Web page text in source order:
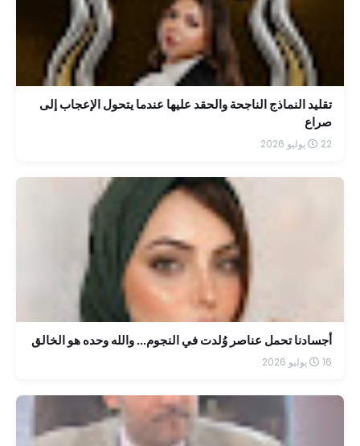
تقليد النماذج الناجحة والحقد عليها عندما يتحول الإعجاب إلى
صراع
22 يوليو 2026
أجسادنا تحمل عناصر وُلدت في النجوم... والله وحده هو الخالق
16 يوليو 2026